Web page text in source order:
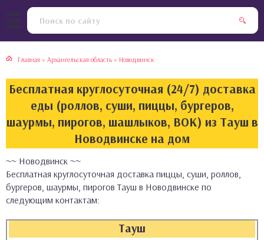
Главная » Архангельская область » Новодвинск
Бесплатная круглосуточная (24/7) доставка
еды (роллов, суши, пиццы, бургеров,
шаурмы, пирогов, шашлыков, ВОК) из Тауш в
Новодвинске на дом
~~ Новодвинск ~~
Бесплатная круглосуточная доставка пиццы, суши, роллов,
бургеров, шаурмы, пирогов Тауш в Новодвинске по
следующим контактам:
Тауш
кухня
кухня
кухня
кухня
булочки